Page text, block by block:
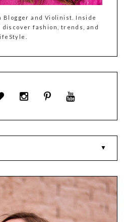
Blogger and Violinist. Inside
fashion, trends, and